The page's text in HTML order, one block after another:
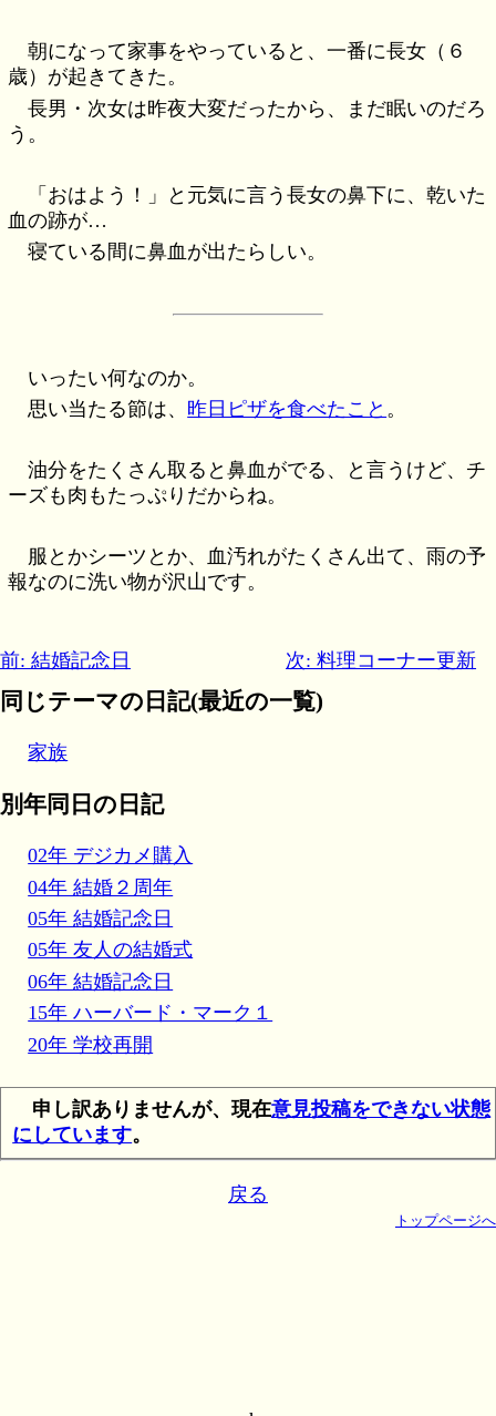
朝になって家事をやっていると、一番に長女（６
歳）が起きてきた。
長男・次女は昨夜大変だったから、まだ眠いのだろ
う。
「おはよう！」と元気に言う長女の鼻下に、乾いた
血の跡が…
寝ている間に鼻血が出たらしい。
いったい何なのか。
思い当たる節は、 昨日ピザを食べたこと 。
油分をたくさん取ると鼻血がでる、と言うけど、チ
ーズも肉もたっぷりだからね。
服とかシーツとか、血汚れがたくさん出て、雨の予
報なのに洗い物が沢山です。
前: 結婚記念日 次: 料理コーナー更新
同じテーマの日記(最近の一覧)
家族
別年同日の日記
02年 デジカメ購入
04年 結婚２周年
05年 結婚記念日
05年 友人の結婚式
06年 結婚記念日
15年 ハーバード・マーク１
20年 学校再開
申し訳ありませんが、現在意見投稿をできない状態
にしています。
戻る
トップページへ